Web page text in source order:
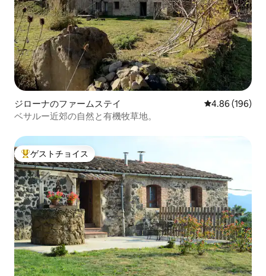
ジローナのファームステイ レビュー196
4.86 (196)
ベサルー近郊の自然と有機牧草地。
大好評のゲストチョイスです。
ゲストチョイス